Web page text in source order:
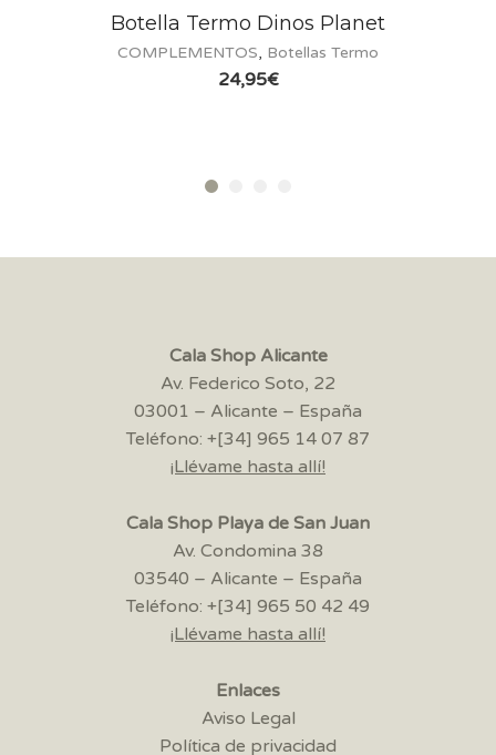
Termo Dinos Planet
Botellas Termo
Botella
Cala Shop Alicante
Av. Federico Soto, 22
03001 – Alicante – España
Teléfono: +[34] 965 14 07 87
¡Llévame hasta allí!
Cala Shop Playa de San Juan
Av. Condomina 38
03540 – Alicante – España
Teléfono: +[34] 965 50 42 49
¡Llévame hasta allí!
Enlaces
Aviso Legal
Política de privacidad